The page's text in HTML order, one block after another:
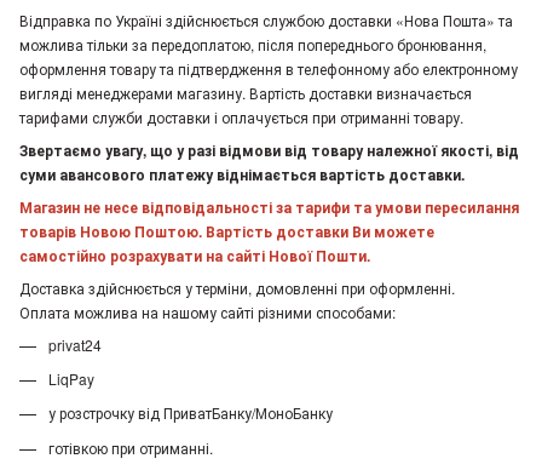
Відправка по Україні здійснюється службою доставки «Нова Пошта» та
можлива тільки за передоплатою, після попереднього бронювання,
оформлення товару та підтвердження в телефонному або електронному
вигляді менеджерами магазину. Вартість доставки визначається
тарифами служби доставки і оплачується при отриманні товару.
Звертаємо увагу, що у разі відмови від товару належної якості, від
суми авансового платежу віднімається вартість доставки.
Магазин не несе відповідальності за тарифи та умови пересилання
товарів Новою Поштою. Вартість доставки Ви можете
самостійно розрахувати на сайті Нової Пошти.
Доставка здійснюється у терміни, домовленні при оформленні.
Оплата можлива на нашому сайті різними способами:
privat24
LiqPay
у розстрочку від ПриватБанку/МоноБанку
готівкою при отриманні.